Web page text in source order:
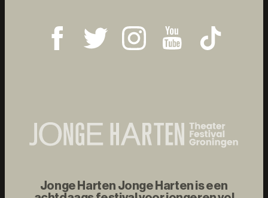
Jonge Harten Jonge Harten is een